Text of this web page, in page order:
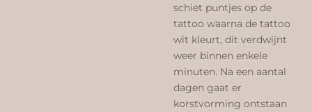
schiet puntjes op de
tattoo waarna de tattoo
wit kleurt, dit verdwijnt
weer binnen enkele
minuten. Na een aantal
dagen gaat er
korstvorming ontstaan